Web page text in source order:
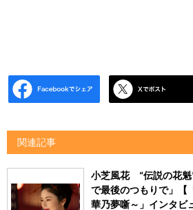
関連記事
小芝風花 “伝説の花魁
で最後のつもりで」【
華乃夢噺～」インタビ